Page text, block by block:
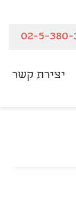
02-5-380-
יצירת קשר